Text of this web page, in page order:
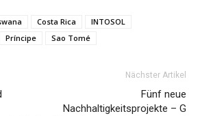
Costa Rica
INTOSOL
Príncipe Sao Tomé
Nächster Artikel
Fünf neue
Nachhaltigkeitsprojekte – G